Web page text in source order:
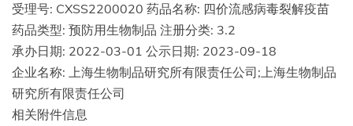
受理号: CXSS2200020 药品名称: 四价流感病毒裂解疫苗
药品类型: 预防用生物制品 注册分类: 3.2
承办日期: 2022-03-01 公示日期: 2023-09-18
企业名称: 上海生物制品研究所有限责任公司;上海生物制品
研究所有限责任公司
相关附件信息